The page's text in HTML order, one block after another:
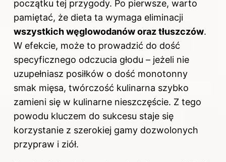
początku tej przygody. Po pierwsze, warto
pamiętać, że dieta ta wymaga eliminacji
wszystkich węglowodanów oraz tłuszczów.
W efekcie, może to prowadzić do dość
specyficznego odczucia głodu – jeżeli nie
uzupełniasz posiłków o dość monotonny
smak mięsa, twórczość kulinarna szybko
zamieni się w kulinarne nieszczęście. Z tego
powodu kluczem do sukcesu staje się
korzystanie z szerokiej gamy dozwolonych
przypraw i ziół.